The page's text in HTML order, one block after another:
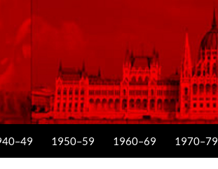
1950–59 1960–69 1970–79